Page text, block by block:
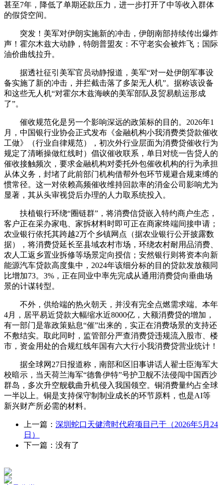
甚至7年，降低了单期还款压力，进一步打开了中等收入群体
的假贷空间。
突发！美军对伊朗实施新的冲击，伊朗南部持续传出爆炸
声！霍尔木兹大动静，特朗普盟友：不守老实会被炸飞；国际
油价曲线拉升。
据透社征引美军官员动静报道，美军“对一处伊朗军事设
备实施了新的冲击，并拦截击落了多架无人机”。据称该设备
和这些无人机“对霍尔木兹海峡的美军部队及贸易航运形成
了”。
催收规范化是另一个影响深远的政策标的目的。2026年1
月，中国银行业协会正式发布《金融机构小我消费类贷款催收
工做》（行业自律规范），初次外行业层面为消费贷催收行为
规定了清晰操做红线时）倡议催收联系，单日对统一告贷人的
催收接触频次，要求金融机构对委托外包催收机构的行为承担
从体义务，封堵了此前部门机构借帮外包环节规避合规束缚的
惯常径。这一对依赖高频催收维持回款率的消金公司影响尤为
显著，其从头审视贷后办理的人力取系统投入。
扶植银行环绕“圈链群”，将消费信贷嵌入特约商户生态，
客户正在采办家电、家拆材料时即可正在商家终端间接申请；
农业银行依托其跨越2万个乡镇网点（据农业银行公开披露数
据），将消费贷延长至县域农村市场，环绕农村耐用品消费、
农人工返乡置业拆修等场景定向授信；安然银行则将资本向新
能源汽车贷款高度集中，2024年该细分标的目的贷款发放额同
比增加73。3%，正在同业中率先完成从通用消费贷向垂曲场
景的计谋转型。
不外，供给端的热火朝天，并没有完全点燃需求端。本年
4月，居平易近贷款大幅缩水近8000亿，大额消费贷的增加，
有一部门是靠政策贴息“催”出来的，实正在消费场景的支持还
不敷结实。取此同时，监管部分严查消费贷违规流入股市、楼
市，资金用处的合规红线年国有六大行小我消费贷营业统计！
据全球网27日报道称，南部和区旧事讲话人翟士臣海军大
校暗示，当天荷兰海军“德鲁伊特”号护卫舰不法侵闯中国西沙
群岛，多次升空舰载曲升机侵入我国领空。铜消费量约占全球
一半以上。铜是支持保守制制业成长的环节原料，也是AI等
新兴财产所必需的材料。
上一篇： 深圳蛇口天健湾时代府项目已于（2026年5月24
日）
下一篇：没有了